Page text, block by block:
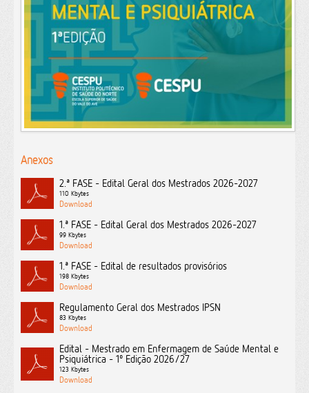
Anexos
2.ª FASE - Edital Geral dos Mestrados 2026-2027
110 Kbytes
1.ª FASE - Edital Geral dos Mestrados 2026-2027
99 Kbytes
1.ª FASE - Edital de resultados provisórios
198 Kbytes
Regulamento Geral dos Mestrados IPSN
83 Kbytes
Edital - Mestrado em Enfermagem de Saúde Mental e
Psiquiátrica - 1º Edição 2026/27
123 Kbytes